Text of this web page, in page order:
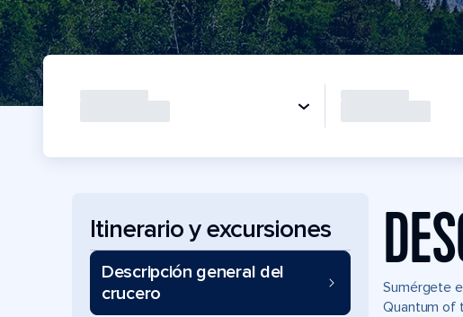
Itinerario y excursiones
Descripción general del
crucero
Sumérgete
Quantum of